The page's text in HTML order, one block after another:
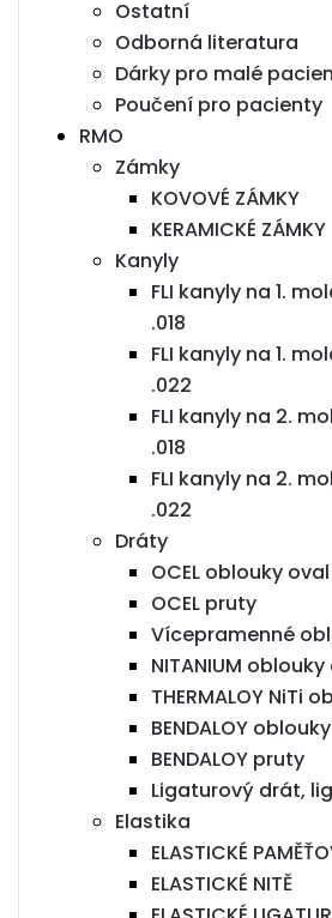
Ostatní
Odborná literatura
Dárky pro malé
Poučení pro pacienty
RMO
Zámky
KOVOVÉ ZÁMKY
KERAMICKÉ ZÁMKY
Kanyly
FLI kanyly na 1.
.018
FLI kanyly na 1.
.022
FLI kanyly na 2.
.018
FLI kanyly na 2.
.022
Dráty
OCEL oblouky oval
OCEL pruty
Vícepramenné
NITANIUM
THERMALOY NiTi
BENDALOY oblouky
BENDALOY pruty
Ligaturový drát,
Elastika
ELASTICKÉ
ELASTICKÉ NITĚ